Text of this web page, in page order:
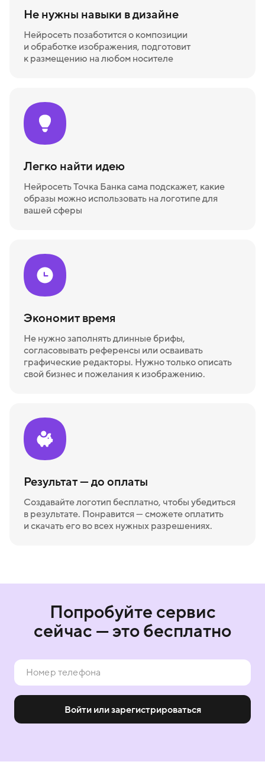
Не нужны навыки в дизайне
Нейросеть позаботится о композиции
и обработке изображения, подготовит
к размещению на любом носителе
Легко найти идею
Нейросеть Точка Банка сама подскажет, какие
образы можно использовать на логотипе для
вашей сферы
Экономит время
Не нужно заполнять длинные брифы,
согласовывать референсы или осваивать
графические редакторы. Нужно только описать
свой бизнес и пожелания к изображению.
Результат — до оплаты
Создавайте логотип бесплатно, чтобы убедиться
в результате. Понравится — сможете оплатить
и скачать его во всех нужных разрешениях.
Попробуйте сервис
сейчас — это бесплатно
Войти или зарегистрироваться